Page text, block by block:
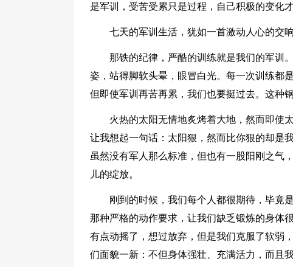
是军训，受苦受累只是过程，自己积极的变化
七天的军训生活，犹如一首激动人心的交
那铁的纪律，严酷的训练就是我们的军训
姿，站得脚软头晕，眼冒白光。每一次训练都
但即使军训再苦再累，我们也要挺过去。这种
火热的太阳无情地炙烤着大地，然而即使
让我想起一句话：太阳狠，然而比你狠的却是
虽然没有军人那么标准，但也有一股阳刚之气
儿的绽放。
刚到的时候，我们每个人都很期待，毕竟
那种严格的动作要求，让我们缺乏锻炼的身体
有点动摇了，想过放弃，但是我们克服了软弱
们面貌一新：不但身体强壮、充满活力，而且